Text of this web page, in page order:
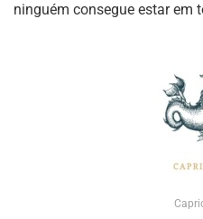
ninguém consegue estar em